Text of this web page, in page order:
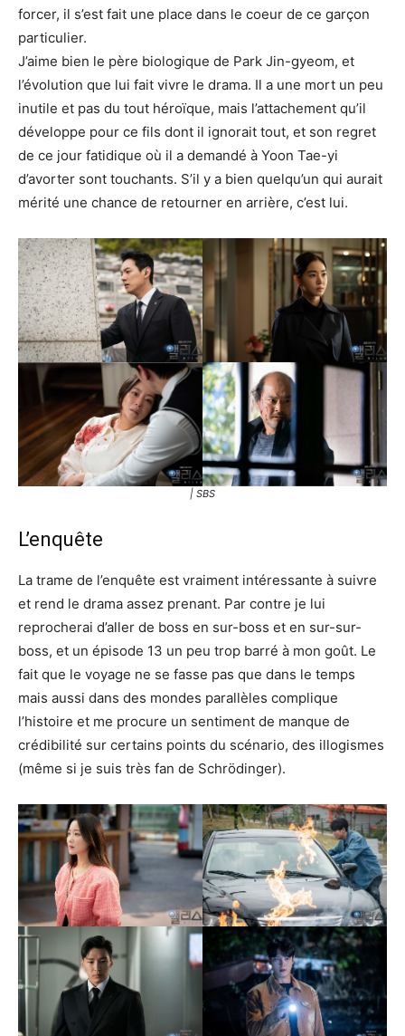
forcer, il s’est fait une place dans le coeur de ce garçon
particulier.
J’aime bien le père biologique de Park Jin-gyeom, et
l’évolution que lui fait vivre le drama. Il a une mort un peu
inutile et pas du tout héroïque, mais l’attachement qu’il
développe pour ce fils dont il ignorait tout, et son regret
de ce jour fatidique où il a demandé à Yoon Tae-yi
d’avorter sont touchants. S’il y a bien quelqu’un qui aurait
mérité une chance de retourner en arrière, c’est lui.
| SBS
L’enquête
La trame de l’enquête est vraiment intéressante à suivre
et rend le drama assez prenant. Par contre je lui
reprocherai d’aller de boss en sur-boss et en sur-sur-
boss, et un épisode 13 un peu trop barré à mon goût. Le
fait que le voyage ne se fasse pas que dans le temps
mais aussi dans des mondes parallèles complique
l’histoire et me procure un sentiment de manque de
crédibilité sur certains points du scénario, des illogismes
(même si je suis très fan de Schrödinger).